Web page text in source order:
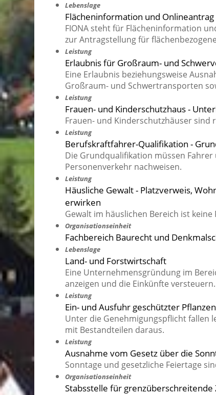
Lebenslage
Flächeninformation und Onlineantrag
FIONA steht für Flächeninformation
zur Antragstellung für
Leistung
Erlaubnis für Großraum- und
Eine Erlaubnis beziehungsweise
Großraum- und Schwertransporten
Leistung
Frauen- und Kinderschutzhaus -
Frauen- und Kinderschutzhäuser
Leistung
Berufskraftfahrer-Qualifikation -
Die Grundqualifikation müssen
Personenverkehr nachweisen.
Leistung
Häusliche Gewalt - Platzverweis,
erwirken
Gewalt im häuslichen Bereich ist keine
Organisationseinheit
Fachbereich Baurecht und
Lebenslage
Land- und Forstwirtschaft
Eine Unternehmensgründung im
anzeigen und die Einkünfte versteuern.
Leistung
Ein- und Ausfuhr geschützter
Unter die Genehmigungspflicht fallen
mit Bestandteilen daraus.
Leistung
Ausnahme vom Gesetz über die
Sonntage und gesetzliche Feiertage
Organisationseinheit
Stabsstelle für